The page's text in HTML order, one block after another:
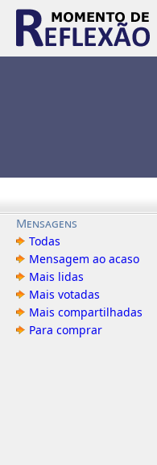
Mensagens
Todas
Mensagem ao acaso
Mais lidas
Mais votadas
Mais compartilhadas
Para comprar